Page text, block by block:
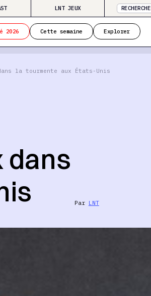
LNT JEUX RECHERCHE
2026 Cette semaine Explorer
la tourmente aux États-Unis
dans
Par LNT